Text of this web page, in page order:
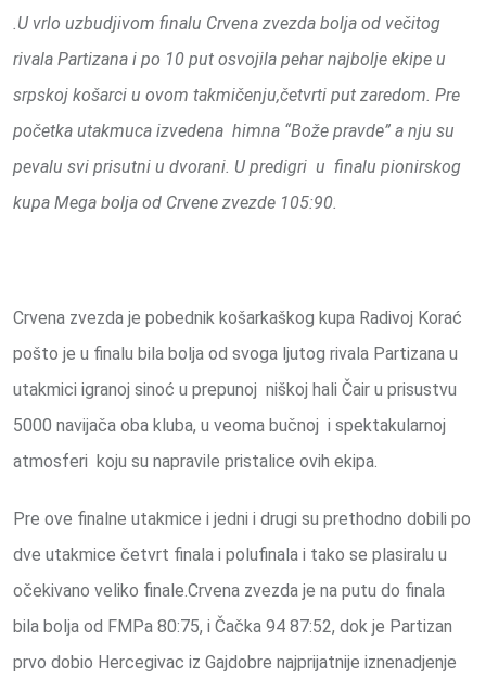
.U vrlo uzbudjivom finalu Crvena zvezda bolja od večitog
rivala Partizana i po 10 put osvojila pehar najbolje ekipe u
srpskoj košarci u ovom takmičenju,četvrti put zaredom. Pre
početka utakmuca izvedena himna “Bože pravde” a nju su
pevalu svi prisutni u dvorani. U predigri u finalu pionirskog
kupa Mega bolja od Crvene zvezde 105:90.
Crvena zvezda je pobednik košarkaškog kupa Radivoj Korać
pošto je u finalu bila bolja od svoga ljutog rivala Partizana u
utakmici igranoj sinoć u prepunoj niškoj hali Čair u prisustvu
5000 navijača oba kluba, u veoma bučnoj i spektakularnoj
atmosferi koju su napravile pristalice ovih ekipa.
Pre ove finalne utakmice i jedni i drugi su prethodno dobili po
dve utakmice četvrt finala i polufinala i tako se plasiralu u
očekivano veliko finale.Crvena zvezda je na putu do finala
bila bolja od FMPa 80:75, i Čačka 94 87:52, dok je Partizan
prvo dobio Hercegivac iz Gajdobre najprijatnije iznenadjenje